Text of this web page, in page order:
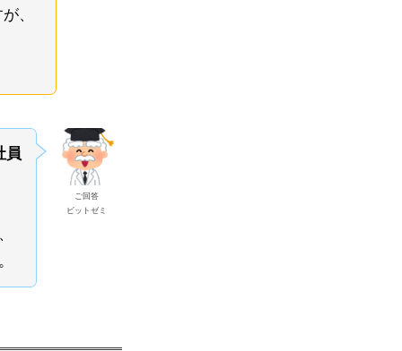
、
ご回答
ビットゼミ
員